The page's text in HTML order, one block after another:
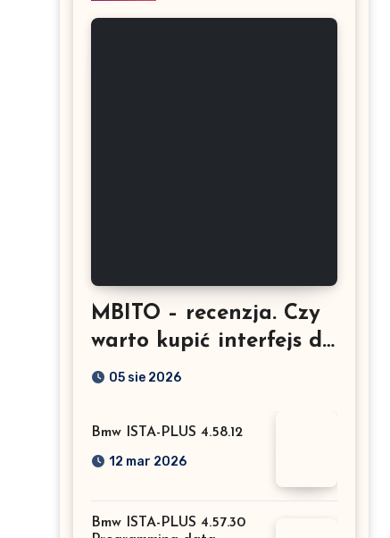
MBITO – recenzja. Czy
warto kupić interfejs do
Mercedesa? Test, opinia
05 sie 2026
Bmw ISTA-PLUS 4.58.12
12 mar 2026
Bmw ISTA-PLUS 4.57.30